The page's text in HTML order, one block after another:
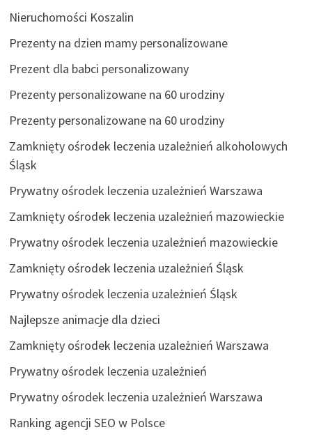
Nieruchomości Koszalin
Prezenty na dzien mamy personalizowane
Prezent dla babci personalizowany
Prezenty personalizowane na 60 urodziny
Prezenty personalizowane na 60 urodziny
Zamknięty ośrodek leczenia uzależnień alkoholowych
Śląsk
Prywatny ośrodek leczenia uzależnień Warszawa
Zamknięty ośrodek leczenia uzależnień mazowieckie
Prywatny ośrodek leczenia uzależnień mazowieckie
Zamknięty ośrodek leczenia uzależnień Śląsk
Prywatny ośrodek leczenia uzależnień Śląsk
Najlepsze animacje dla dzieci
Zamknięty ośrodek leczenia uzależnień Warszawa
Prywatny ośrodek leczenia uzależnień
Prywatny ośrodek leczenia uzależnień Warszawa
Ranking agencji SEO w Polsce